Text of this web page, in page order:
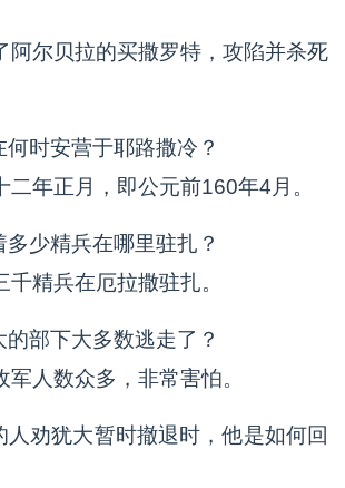
阿尔贝拉的买撒罗特，攻陷并杀死
时安营于耶路撒冷？
二年正月，即公元前160年4月。
少精兵在哪里驻扎？
精兵在厄拉撒驻扎。
部下大多数逃走了？
人数众多，非常害怕。
人劝犹大暂时撤退时，他是如何回